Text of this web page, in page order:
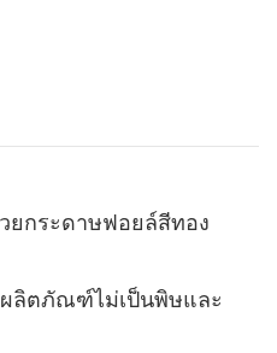
ยกระดาษฟอยล์สีทอง
ลิตภัณฑ์ไม่เป็นพิษและ